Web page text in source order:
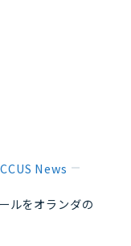
CCUS News
ルをオランダの